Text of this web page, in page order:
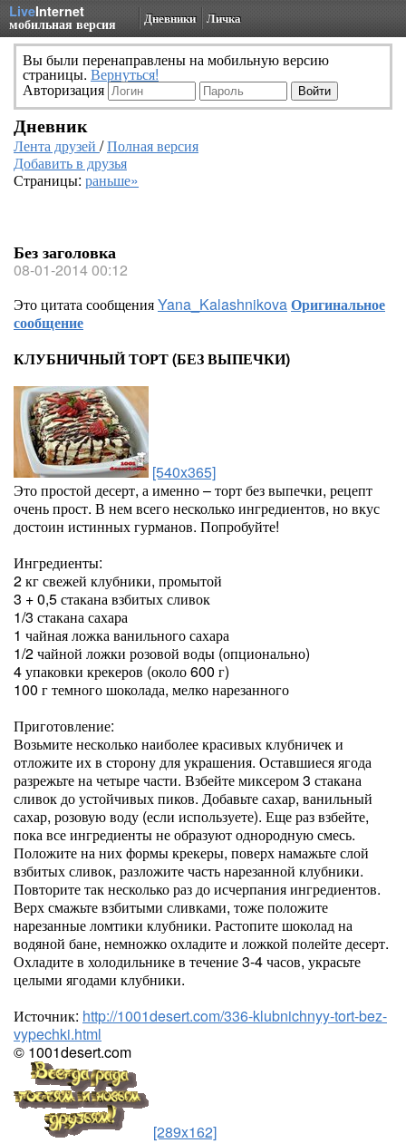
LiveInternet
мобильная версия Дневники Личка
Вы были перенаправлены на мобильную версию
страницы. Вернуться!
Авторизация
Дневник
Лента друзей /Полная версия
Добавить в друзья
Страницы: раньше»
Без заголовка
08-01-2014 00:12
Это цитата сообщенияYana_KalashnikovaОригинальное
сообщение
КЛУБНИЧНЫЙ ТОРТ (БЕЗ ВЫПЕЧКИ)
[540x365]
Это простой десерт, а именно – торт без выпечки, рецепт
очень прост. В нем всего несколько ингредиентов, но вкус
достоин истинных гурманов. Попробуйте!
Ингредиенты:
2 кг свежей клубники, промытой
3 + 0,5 стакана взбитых сливок
1/3 стакана сахара
1 чайная ложка ванильного сахара
1/2 чайной ложки розовой воды (опционально)
4 упаковки крекеров (около 600 г)
100 г темного шоколада, мелко нарезанного
Приготовление:
Возьмите несколько наиболее красивых клубничек и
отложите их в сторону для украшения. Оставшиеся ягода
разрежьте на четыре части. Взбейте миксером 3 стакана
сливок до устойчивых пиков. Добавьте сахар, ванильный
сахар, розовую воду (если используете). Еще раз взбейте,
пока все ингредиенты не образуют однородную смесь.
Положите на них формы крекеры, поверх намажьте слой
взбитых сливок, разложите часть нарезанной клубники.
Повторите так несколько раз до исчерпания ингредиентов.
Верх смажьте взбитыми сливками, тоже положите
нарезанные ломтики клубники. Растопите шоколад на
водяной бане, немножко охладите и ложкой полейте десерт.
Охладите в холодильнике в течение 3-4 часов, украсьте
целыми ягодами клубники.
Источник: http://1001desert.com/336-klubnichnyy-tort-bez-
vypechki.html
© 1001desert.com
[289x162]